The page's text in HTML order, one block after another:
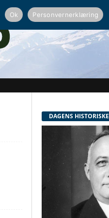
DAGENS HISTORISKE
Ok Personvernerklæring